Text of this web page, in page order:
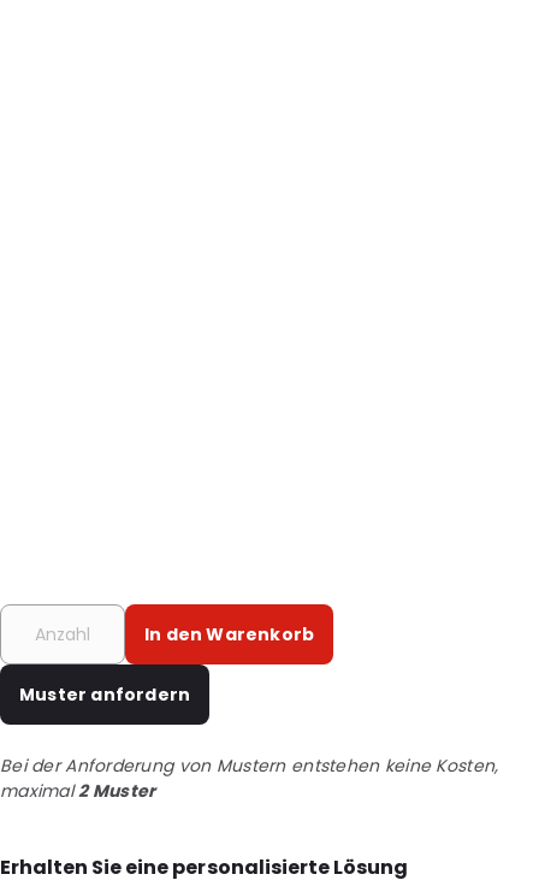
In den Warenkorb
Muster anfordern
Bei der Anforderung von Mustern entstehen keine Kosten,
maximal2 Muster
Erhalten Sie eine personalisierte Lösung